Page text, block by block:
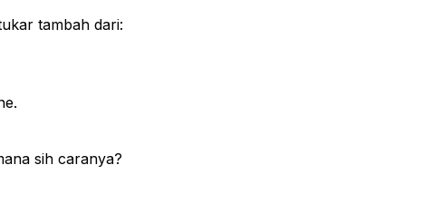
tambah dari:
sih caranya?